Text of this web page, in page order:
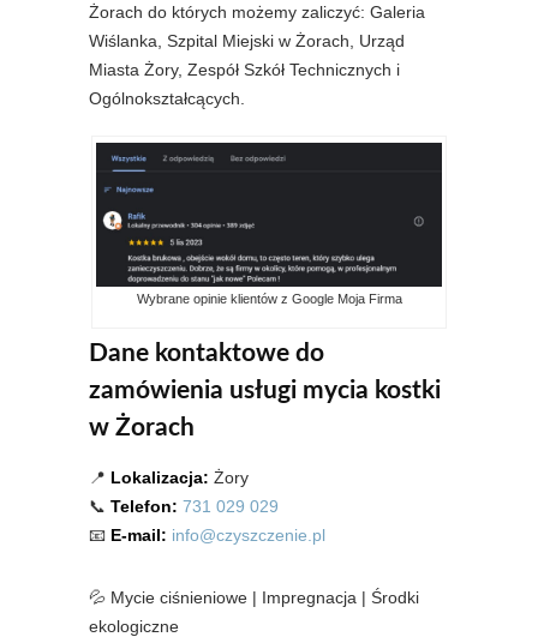
Żorach do których możemy zaliczyć: Galeria
Wiślanka, Szpital Miejski w Żorach, Urząd
Miasta Żory, Zespół Szkół Technicznych i
Ogólnokształcących.
Wybrane opinie klientów z Google Moja Firma
Dane kontaktowe do
zamówienia usługi mycia kostki
w Żorach
📍 Lokalizacja: Żory
📞 Telefon: 731 029 029
📧 E-mail: info@czyszczenie.pl
💦 Mycie ciśnieniowe | Impregnacja | Środki
ekologiczne